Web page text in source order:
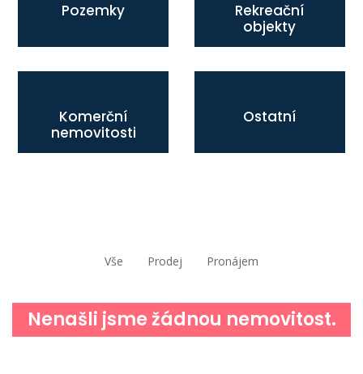
Pozemky
Rekreační
objekty
Komerční
nemovitosti
Ostatní
Vše Prodej Pronájem
Nenašli jsme žádnou nemovitost.